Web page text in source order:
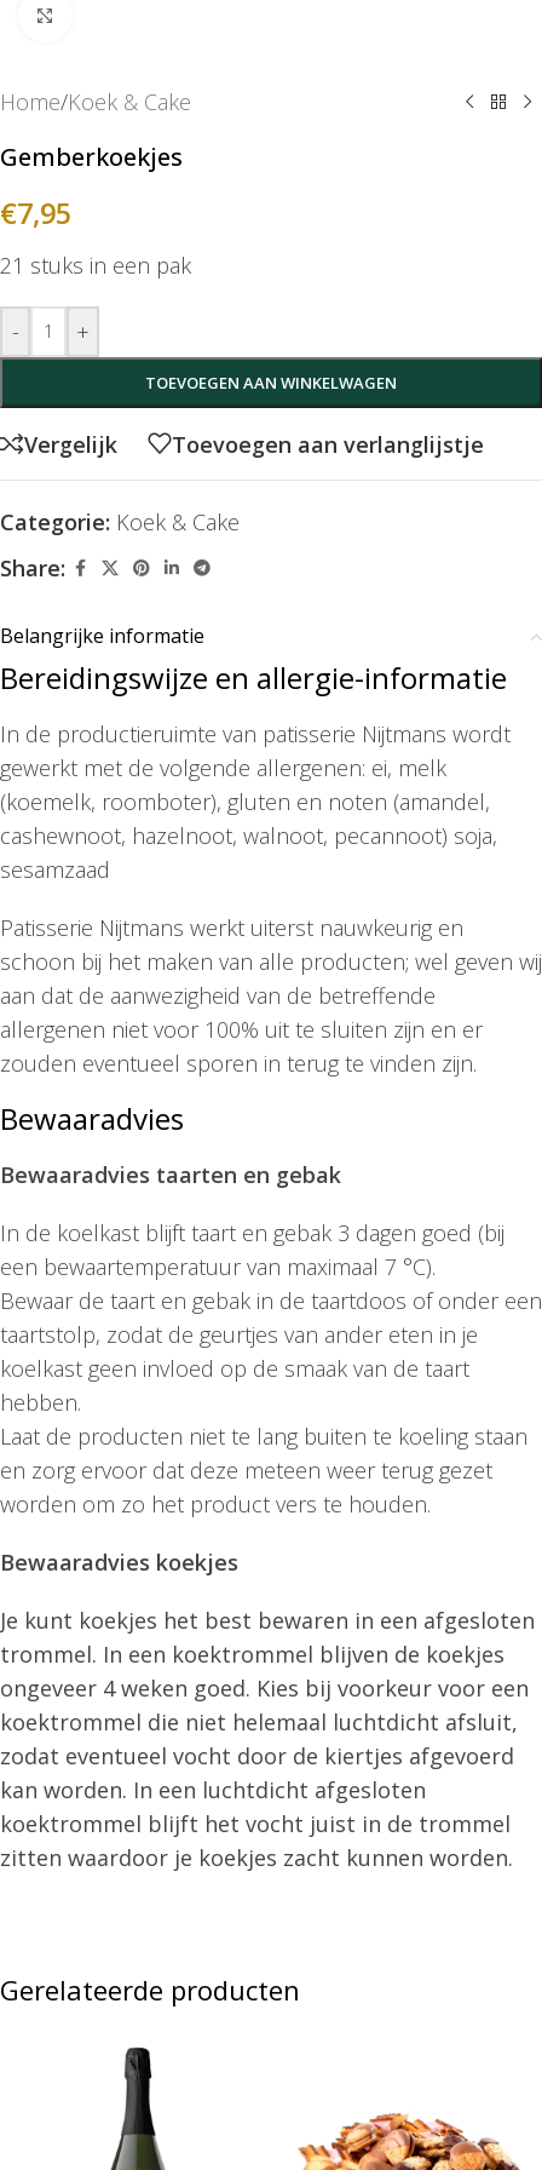
Home/Koek & Cake
Gemberkoekjes
€7,95
21 stuks in een pak
- +
TOEVOEGEN AAN WINKELWAGEN
Vergelijk Toevoegen aan verlanglijstje
Categorie: Koek & Cake
Share:
Belangrijke informatie
Bereidingswijze en allergie-informatie
In de productieruimte van patisserie Nijtmans wordt
gewerkt met de volgende allergenen: ei, melk
(koemelk, roomboter), gluten en noten (amandel,
cashewnoot, hazelnoot, walnoot, pecannoot) soja,
sesamzaad
Patisserie Nijtmans werkt uiterst nauwkeurig en
schoon bij het maken van alle producten; wel geven wij
aan dat de aanwezigheid van de betreffende
allergenen niet voor 100% uit te sluiten zijn en er
zouden eventueel sporen in terug te vinden zijn.
Bewaaradvies
Bewaaradvies taarten en gebak
In de koelkast blijft taart en gebak 3 dagen goed (bij
een bewaartemperatuur van maximaal 7 °C).
Bewaar de taart en gebak in de taartdoos of onder een
taartstolp, zodat de geurtjes van ander eten in je
koelkast geen invloed op de smaak van de taart
hebben.
Laat de producten niet te lang buiten te koeling staan
en zorg ervoor dat deze meteen weer terug gezet
worden om zo het product vers te houden.
Bewaaradvies koekjes
Je kunt koekjes het best bewaren in een afgesloten
trommel. In een koektrommel blijven de koekjes
ongeveer 4 weken goed. Kies bij voorkeur voor een
koektrommel die niet helemaal luchtdicht afsluit,
zodat eventueel vocht door de kiertjes afgevoerd
kan worden. In een luchtdicht afgesloten
koektrommel blijft het vocht juist in de trommel
zitten waardoor je koekjes zacht kunnen worden.
Gerelateerde producten